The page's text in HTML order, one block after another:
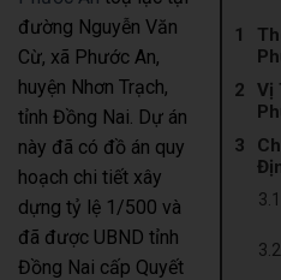
Vị
đường Nguyễn Văn
Cừ, xã Phước An,
huyện Nhơn Trạch,
tỉnh Đồng Nai. Dự án
này đã có đồ án quy
hoạch chi tiết xây
dựng tỷ lệ 1/500 và
đã được UBND tỉnh
Đồng Nai cấp Quyết